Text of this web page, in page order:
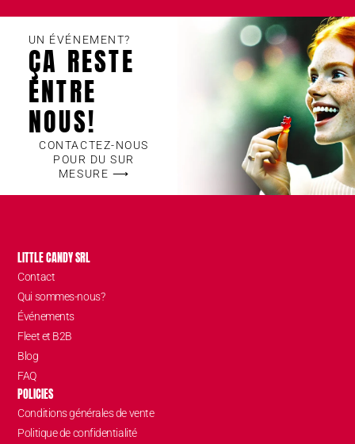
UN ÉVÉNEMENT?
ÇA RESTE
ENTRE
NOUS!
CONTACTEZ-NOUS
POUR DU SUR
MESURE ⟶
LITTLE CANDY SRL
Contact
Qui sommes-nous?
Événements
Fleet et B2B
Blog
FAQ
POLICIES
Conditions générales de vente
Politique de confidentialité